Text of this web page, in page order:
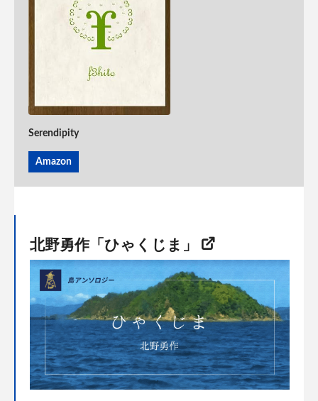
Serendipity
Amazon
北野勇作「ひゃくじま」